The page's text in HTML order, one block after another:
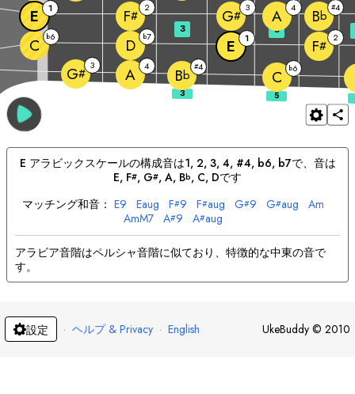
G# 3 A 4 Bb
#4 C b6
C b6 D b7 E 1 F# 2
E 1 F# 2 G# 3 A 4 Bb
#4
3 5
E アラビックスケールの構成音は1, 2, 3, 4, #4, b6, b7で、音は
E, F#, G#, A, Bb, C, Dです
マッチング和音： E9 Eaug F#9 F#aug G#9 G#aug Am
AmM7 A#9 A#aug
アラビア音階はペルシャ音階に似ており、特徴的な中東の音で
す。
設定 · ヘルプ & Privacy · English UkeBuddy © 2010